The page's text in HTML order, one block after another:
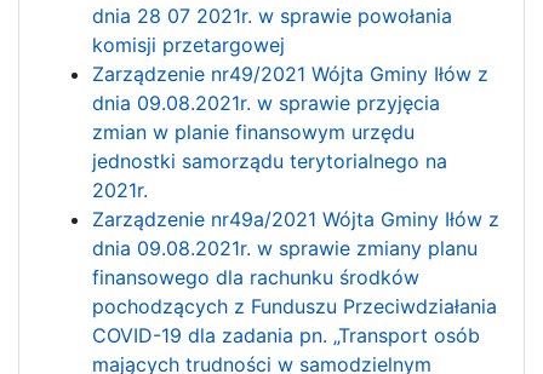
dnia 28 07 2021r. w sprawie powołania
komisji przetargowej
Zarządzenie nr49/2021 Wójta Gminy Iłów z
dnia 09.08.2021r. w sprawie przyjęcia
zmian w planie finansowym urzędu
jednostki samorządu terytorialnego na
2021r.
Zarządzenie nr49a/2021 Wójta Gminy Iłów z
dnia 09.08.2021r. w sprawie zmiany planu
finansowego dla rachunku środków
pochodzących z Funduszu Przeciwdziałania
COVID-19 dla zadania pn. „Transport osób
mających trudności w samodzielnym